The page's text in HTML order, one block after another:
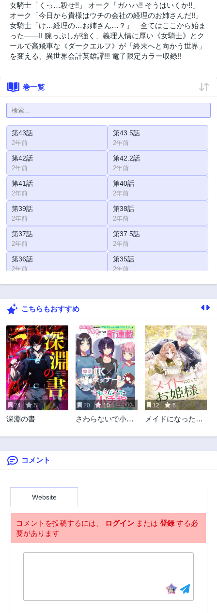
女騎士「くっ…殺せ!!」 オーク「ガハハ!! そうはいくか!!」
オーク「今日から貴様はウチの会社の経理のお姉さんだ!!」
女騎士「け…経理の…お姉さん…？」 全てはここから始ま
った――!! 腕っぷしが強く、義理人情に厚い《女騎士》とク
ールで高飛車な《ダークエルフ》が「終末へと向かう世界」
を変える、異世界会計英雄譚!!! 電子限定カラー収録!!
巻一覧
第43話
2年前
第43.5話
2年前
第42話
2年前
第42.2話
2年前
第41話
2年前
第40話
2年前
第39話
2年前
第38話
2年前
第37話
2年前
第37.5話
2年前
第36話
2年前
第35話
2年前
第34話 第33話
第32話
第31話
2年前
第30話
2年前
第29話
2年前
第28話
2年前
第27話
2年前
第27.5話
2年前
第26話
2年前
第25話
2年前
第24話 第23話
第22話
第21話
2年前 2年前
第17話
こちらもおすすめ
24 5
深淵の書
20 10
さわらないで小手
12 6
メイドになったお
コメント
Website
コメントを投稿するには、 ログイン または 登録する必
要があります